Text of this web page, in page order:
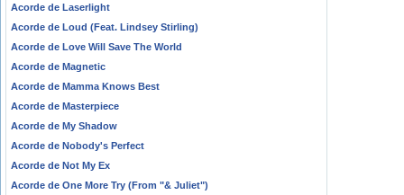
Acorde de Laserlight
Acorde de Loud (Feat. Lindsey Stirling)
Acorde de Love Will Save The World
Acorde de Magnetic
Acorde de Mamma Knows Best
Acorde de Masterpiece
Acorde de My Shadow
Acorde de Nobody's Perfect
Acorde de Not My Ex
Acorde de One More Try (From "& Juliet")